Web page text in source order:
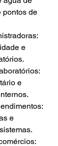
pontos de
e
e
e